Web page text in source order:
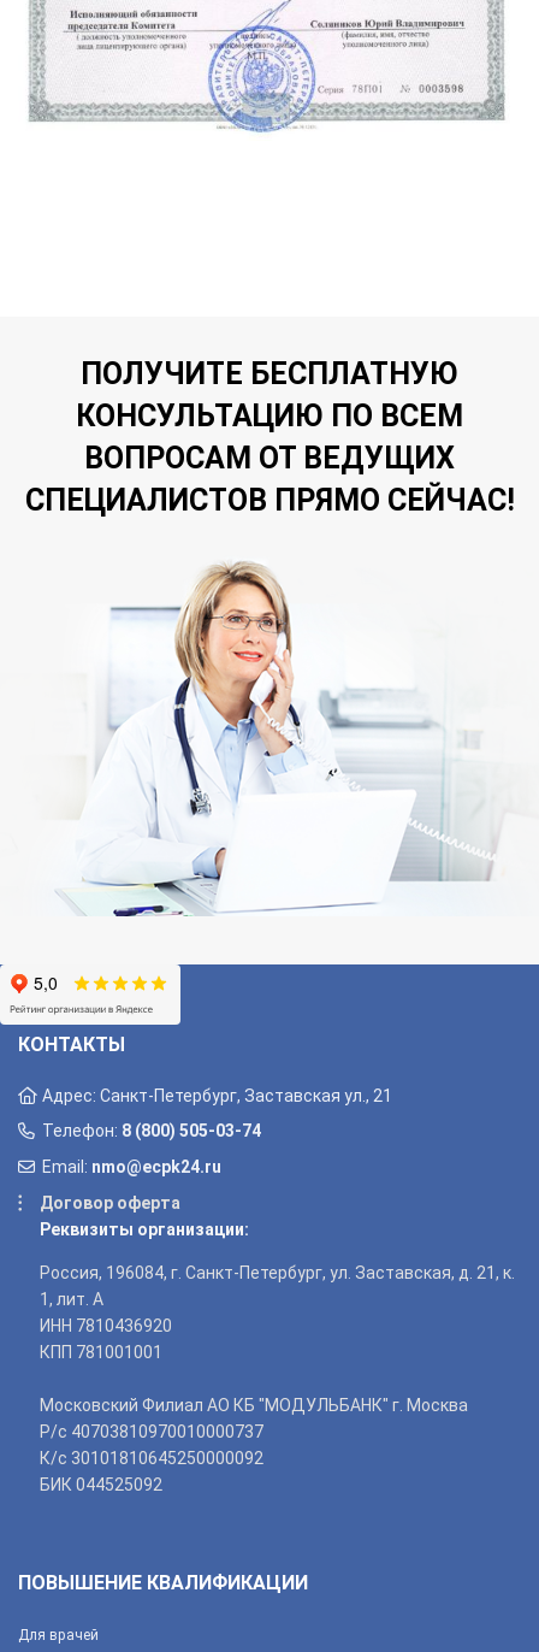
ПОЛУЧИТЕ БЕСПЛАТНУЮ
КОНСУЛЬТАЦИЮ ПО ВСЕМ
ВОПРОСАМ ОТ ВЕДУЩИХ
СПЕЦИАЛИСТОВ ПРЯМО СЕЙЧАС!
КОНТАКТЫ
Адрес: Санкт-Петербург, Заставская ул., 21
Телефон: 8 (800) 505-03-74
Email: nmo@ecpk24.ru
Договор оферта
Реквизиты организации:
Россия, 196084, г. Санкт-Петербург, ул. Заставская, д. 21, к.
1, лит. А
ИНН 7810436920
КПП 781001001
Московский Филиал АО КБ "МОДУЛЬБАНК" г. Москва
Р/с 40703810970010000737
К/с 30101810645250000092
БИК 044525092
ПОВЫШЕНИЕ КВАЛИФИКАЦИИ
Для врачей